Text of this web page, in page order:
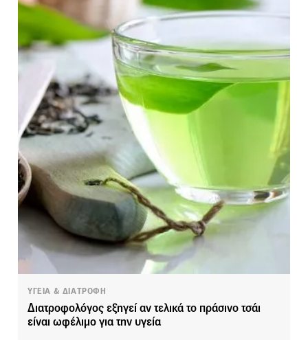
ΥΓΕΙΑ & ΔΙΑΤΡΟΦΗ
Διατροφολόγος εξηγεί αν τελικά το πράσινο τσάι
είναι ωφέλιμο για την υγεία